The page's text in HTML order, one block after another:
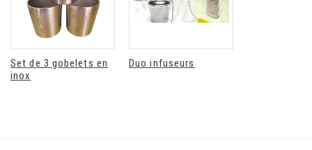
Set de 3 gobelets en
inox
Duo infuseurs